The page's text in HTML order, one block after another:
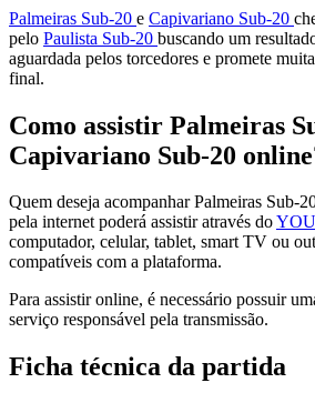
Palmeiras Sub-20 e Capivariano Sub-20
pelo Paulista Sub-20 buscando um
aguardada pelos torcedores e promete
final.
Como assistir Palmeiras
Capivariano Sub-20
Quem deseja acompanhar Palmeiras Sub-
pela internet poderá assistir através do
computador, celular, tablet, smart TV ou
compatíveis com a plataforma.
Para assistir online, é necessário possuir
serviço responsável pela transmissão.
Ficha técnica da partida